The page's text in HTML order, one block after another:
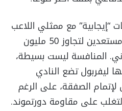
“إيجابية” مع ممثلي اللاعب
ومن المحتمل أن يكونوا مستعدين لتجاوز 50 مليون
المنافسة ليست بسيطة،
ليفربول تضع النادي
الصفقة، على الرغم
على مقاومة دورتموند.